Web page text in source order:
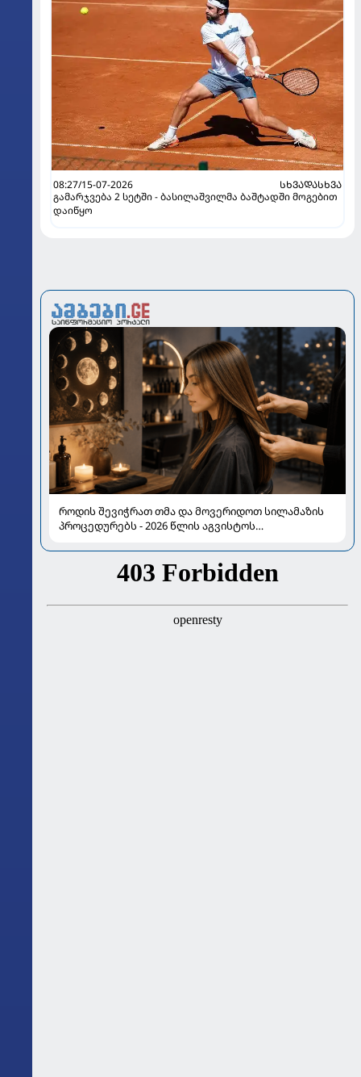
08:27/15-07-2026
ᲡᲮᲕᲐᲓᲐᲡᲮᲕᲐ
გამარჯვება 2 სეტში - ბასილაშვილმა ბაშტადში მოგებით
დაიწყო
როდის შევიჭრათ თმა და მოვერიდოთ სილამაზის
პროცედურებს - 2026 წლის აგვისტოს